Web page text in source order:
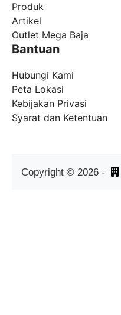
Produk
Artikel
Outlet Mega Baja
Bantuan
Hubungi Kami
Peta Lokasi
Kebijakan Privasi
Syarat dan Ketentuan
Copyright © 2026-